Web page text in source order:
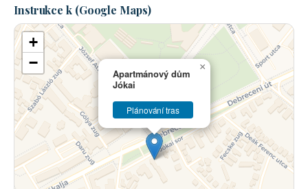
Instrukce k (Google Maps)
Apartmánový dům
Jókai
Plánování tras
×
+
−